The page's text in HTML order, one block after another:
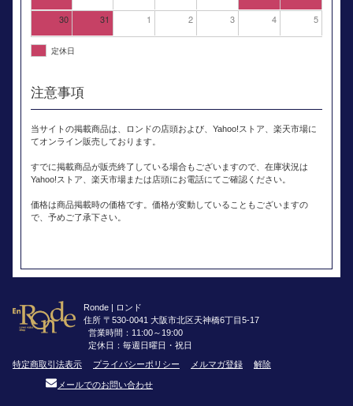
30 31 1 2 3 4 5
定休日
注意事項
当サイトの掲載商品は、ロンドの店頭および、Yahoo!ストア、楽天市場に
てオンライン販売しております。
すでに掲載商品が販売終了している場合もございますので、在庫状況は
Yahoo!ストア、楽天市場または店頭にお電話にてご確認ください。
価格は商品掲載時の価格です。価格が変動していることもございますの
で、予めご了承下さい。
Ronde | ロンド
住所 〒530-0041 大阪市北区天神橋6丁目5-17
営業時間：11:00～19:00
定休日：毎週日曜日・祝日
特定商取引法表示
プライバシーポリシー メルマガ登録 解除
メールでのお問い合わせ